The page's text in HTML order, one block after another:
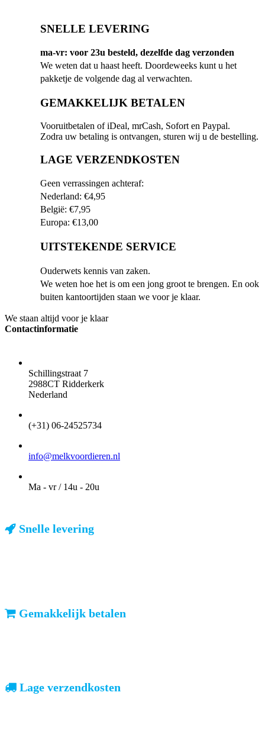
SNELLE LEVERING
ma-vr: voor 23u besteld, dezelfde dag verzonden
We weten dat u haast heeft. Doordeweeks kunt u het
pakketje de volgende dag al verwachten.
GEMAKKELIJK BETALEN
Vooruitbetalen of iDeal, mrCash, Sofort en Paypal.
Zodra uw betaling is ontvangen, sturen wij u de bestelling.
LAGE VERZENDKOSTEN
Geen verrassingen achteraf:
Nederland: €4,95
België: €7,95
Europa: €13,00
UITSTEKENDE SERVICE
Ouderwets kennis van zaken.
We weten hoe het is om een jong groot te brengen. En ook
buiten kantoortijden staan we voor je klaar.
We staan altijd voor je klaar
Contactinformatie
Schillingstraat 7
2988CT Ridderkerk
Nederland
(+31) 06-24525734
info@melkvoordieren.nl
Ma - vr / 14u - 20u
Snelle levering
Gemakkelijk betalen
Lage verzendkosten